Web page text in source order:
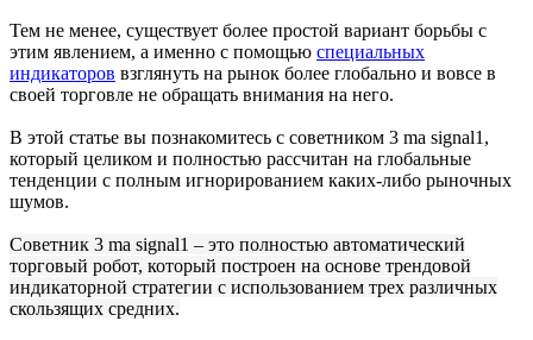
Тем не менее, существует более простой вариант борьбы с
этим явлением, а именно с помощью специальных
индикаторов взглянуть на рынок более глобально и вовсе в
своей торговле не обращать внимания на него.
В этой статье вы познакомитесь с советником 3 ma signal1,
который целиком и полностью рассчитан на глобальные
тенденции с полным игнорированием каких-либо рыночных
шумов.
Советник 3 ma signal1 – это полностью автоматический
торговый робот, который построен на основе трендовой
индикаторной стратегии с использованием трех различных
скользящих средних.